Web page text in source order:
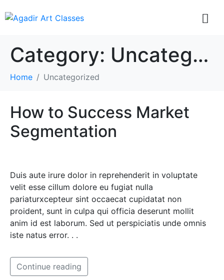
Category: Uncategorized
Home Uncategorized
How to Success Market
Segmentation
Duis aute irure dolor in reprehenderit in voluptate
velit esse cillum dolore eu fugiat nulla
pariaturxcepteur sint occaecat cupidatat non
proident, sunt in culpa qui officia deserunt mollit
anim id est laborum. Sed ut perspiciatis unde omnis
iste natus error. . .
Continue reading